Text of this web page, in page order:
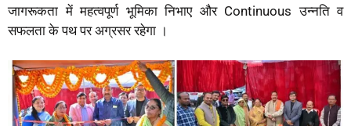
जागरूकता में महत्वपूर्ण भूमिका निभाए और Continuous उन्नति व
सफलता के पथ पर अग्रसर रहेगा ।